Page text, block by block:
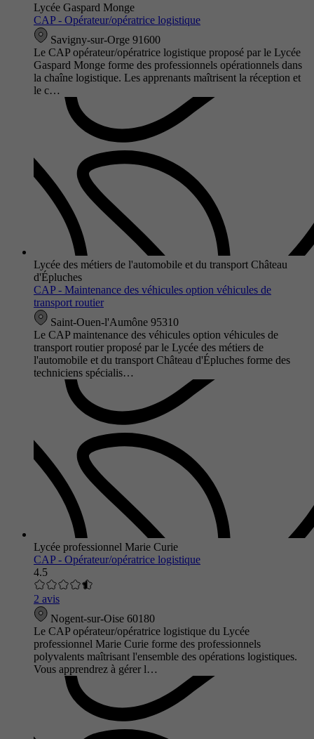
Lycée Gaspard Monge
CAP - Opérateur/opératrice logistique
Savigny-sur-Orge 91600
Le CAP opérateur/opératrice logistique proposé par le Lycée
Gaspard Monge forme des professionnels opérationnels dans
la chaîne logistique. Les apprenants maîtrisent la réception et
le c…
Lycée des métiers de l'automobile et du transport Château
d'Épluches
CAP - Maintenance des véhicules option véhicules de
transport routier
Saint-Ouen-l'Aumône 95310
Le CAP maintenance des véhicules option véhicules de
transport routier proposé par le Lycée des métiers de
l'automobile et du transport Château d'Épluches forme des
techniciens spécialis…
Lycée professionnel Marie Curie
CAP - Opérateur/opératrice logistique
4.5
2 avis
Nogent-sur-Oise 60180
Le CAP opérateur/opératrice logistique du Lycée
professionnel Marie Curie forme des professionnels
polyvalents maîtrisant l'ensemble des opérations logistiques.
Vous apprendrez à gérer l…